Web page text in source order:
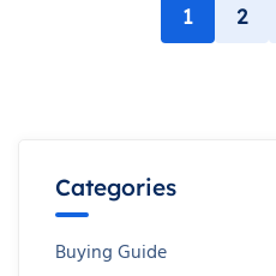
1 2
Categories
Buying Guide